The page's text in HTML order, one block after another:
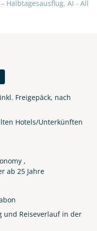
Halbtagesausflug, AI - All
Freigepäck, nach
Hotels/Unterkünften
,
ab 25 Jahre
und Reiseverlauf in der